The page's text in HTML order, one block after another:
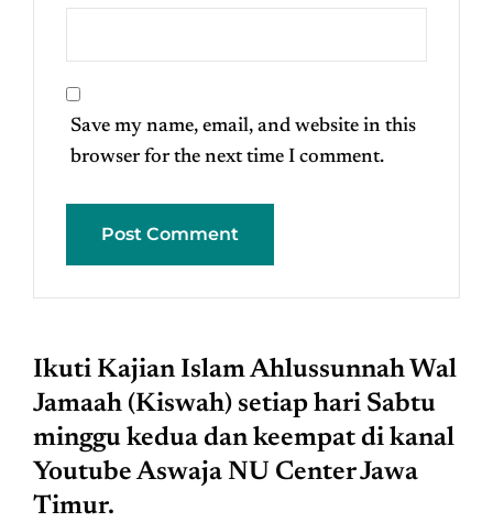
Save my name, email, and website in this
browser for the next time I comment.
Ikuti Kajian Islam Ahlussunnah Wal
Jamaah (Kiswah) setiap hari Sabtu
minggu kedua dan keempat di kanal
Youtube Aswaja NU Center Jawa
Timur.